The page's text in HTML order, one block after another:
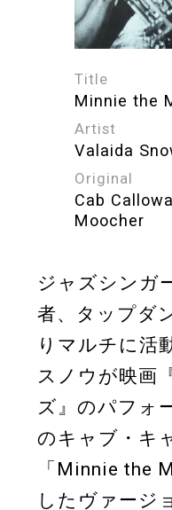
Title
Minnie the
Artist
Valaida
Original
Cab
Moocher
ジャズシンガ
者、タップダ
りマルチに活
スノウが映画
ズ』のパフォ
のキャブ・キ
「Minnie the
したヴァージ